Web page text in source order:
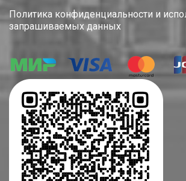
Политика конфиденциальности и
запрашиваемых данных